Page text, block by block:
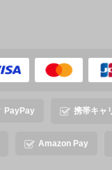
PayPay 携帯キャ
Amazon Pay